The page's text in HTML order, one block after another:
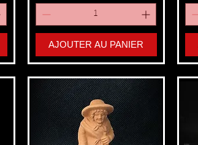
AJOUTER AU PANIER